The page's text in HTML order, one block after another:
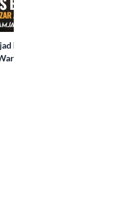
Islaam Amjad
Poetry and a